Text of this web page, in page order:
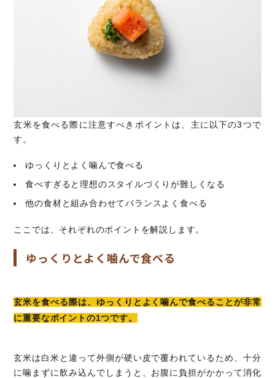
玄米を食べる際に注意すべきポイントは、主に以下の3つで
す。
ゆっくりとよく噛んで食べる
食べすぎると理想のスタイルづくりが難しくなる
他の食材と組み合わせてバランスよく食べる
ここでは、それぞれのポイントを解説します。
ゆっくりとよく噛んで食べる
玄米を食べる際は、ゆっくりとよく噛んで食べることが非常
に重要なポイントの1つです。
玄米は白米と違って外側が硬い皮で覆われているため、十分
に噛まずに飲み込んでしまうと、お腹に負担がかかって消化